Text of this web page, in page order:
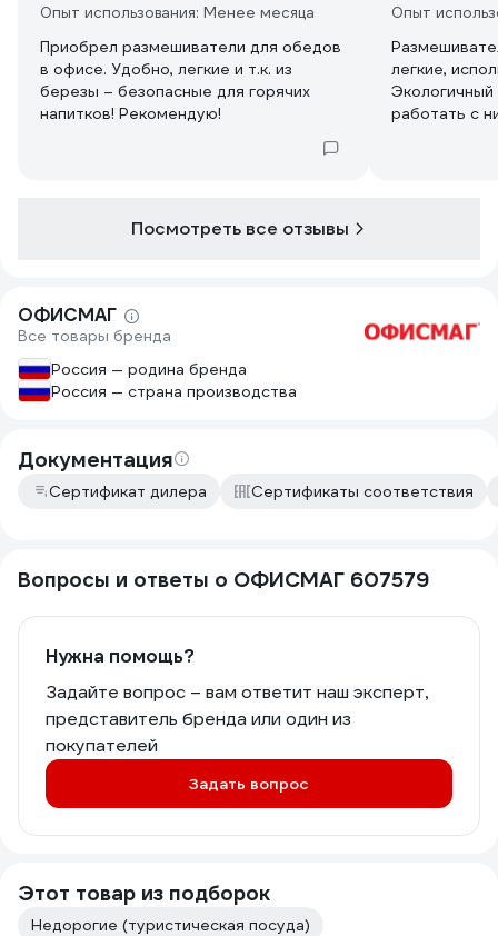
Опыт использования: Менее месяца
Приобрел размешиватели для обедов
в офисе. Удобно, легкие и т.к. из
березы – безопасные для горячих
напитков! Рекомендую!
Опыт
легкие,
работать с
Посмотреть все отзывы
ОФИСМАГ
Все товары бренда
Россия — родина бренда
Россия — страна производства
Документация
Сертификат дилера Сертификаты соответствия
Вопросы и ответы о ОФИСМАГ 607579
Нужна помощь?
Задайте вопрос – вам ответит наш эксперт,
представитель бренда или один из
покупателей
Задать вопрос
Этот товар из подборок
Недорогие (туристическая посуда)